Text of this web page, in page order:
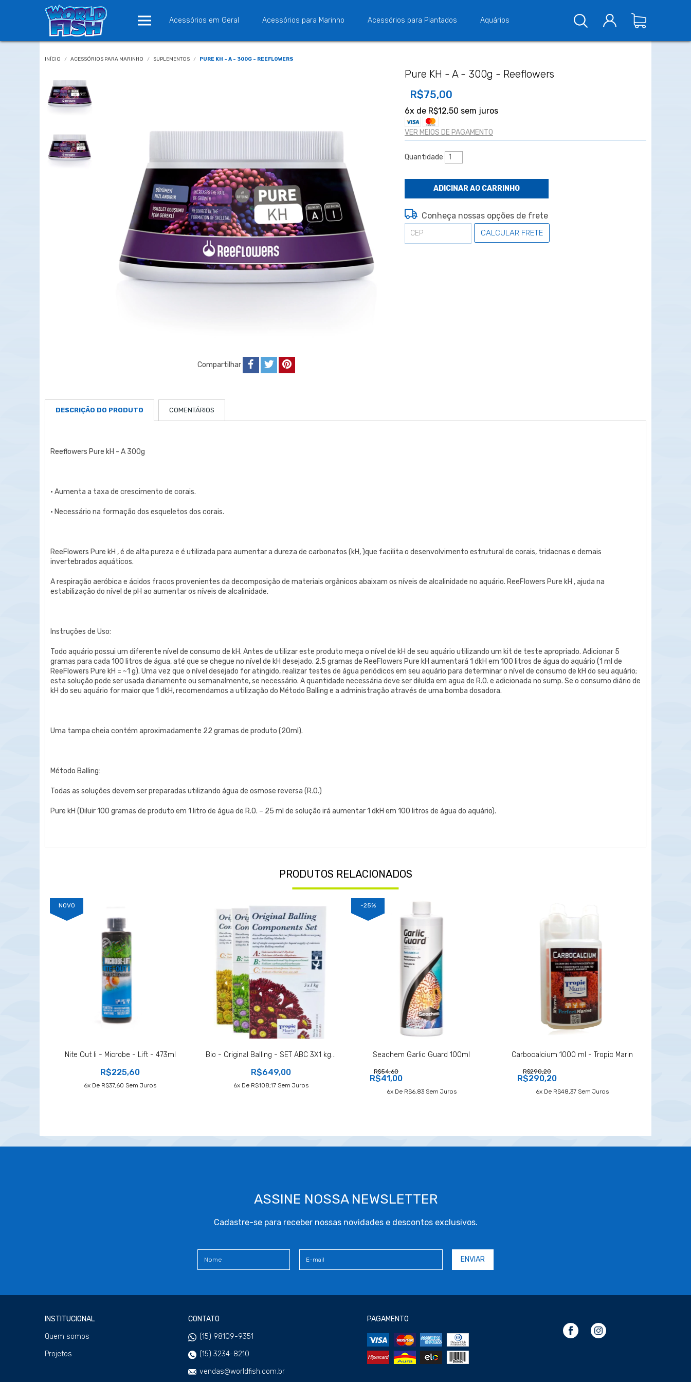
Acessórios em Geral Acessórios para Marinho Acessórios para Plantados Aquários
INÍCIO / ACESSÓRIOS PARA MARINHO / SUPLEMENTOS / PURE KH - A - 300G - REEFLOWERS
Pure KH - A - 300g - Reeflowers
R$75,00
6x de R$12,50 sem juros
VER MEIOS DE PAGAMENTO
Quantidade
Conheça nossas opções de frete
CALCULAR FRETE
DESCRIÇÃO DO PRODUTO COMENTÁRIOS
Reeflowers Pure kH - A 300g
• Aumenta a taxa de crescimento de corais.
• Necessário na formação dos esqueletos dos corais.
ReeFlowers Pure kH , é de alta pureza e é utilizada para aumentar a dureza de carbonatos (kH, )que facilita o desenvolvimento estrutural de corais, tridacnas e demais
invertebrados aquáticos.
A respiração aeróbica e ácidos fracos provenientes da decomposição de materiais orgânicos abaixam os níveis de alcalinidade no aquário. ReeFlowers Pure kH , ajuda na
estabilização do nível de pH ao aumentar os níveis de alcalinidade.
Instruções de Uso:
Todo aquário possui um diferente nível de consumo de kH. Antes de utilizar este produto meça o nível de kH de seu aquário utilizando um kit de teste apropriado. Adicionar 5
gramas para cada 100 litros de água, até que se chegue no nível de kH desejado. 2,5 gramas de ReeFlowers Pure kH aumentará 1 dkH em 100 litros de água do aquário (1 ml de
ReeFlowers Pure kH = ~1 g). Uma vez que o nível desejado for atingido, realizar testes de água periódicos em seu aquário para determinar o nível de consumo de kH do seu aquário;
esta solução pode ser usada diariamente ou semanalmente, se necessário. A quantidade necessária deve ser diluída em agua de R.O. e adicionada no sump. Se o consumo diário de
kH do seu aquário for maior que 1 dkH, recomendamos a utilização do Método Balling e a administração através de uma bomba dosadora.
Uma tampa cheia contém aproximadamente 22 gramas de produto (20ml).
Método Balling:
Todas as soluções devem ser preparadas utilizando água de osmose reversa (R.O.)
Pure kH (Diluir 100 gramas de produto em 1 litro de água de R.O. – 25 ml de solução irá aumentar 1 dkH em 100 litros de água do aquário).
PRODUTOS RELACIONADOS
Nite Out Ii - Microbe - Lift - 473ml
R$225,60
6X De R$37,60 Sem Juros
Bio - Original Balling - SET ABC 3X1 kg...
R$649,00
6X De R$108,17Sem Juros
-25%
Seachem Garlic Guard 100ml
R$54,60
R$41,00
6X De R$6,83Sem Juros
Carbocalcium 1000 ml - Tropic Marin
R$290,20
R$290,20
6X De R$48,37Sem Juros
ASSINE NOSSA NEWSLETTER
Cadastre-se para receber nossas novidades e descontos exclusivos.
INSTITUCIONAL
Quem somos
Projetos
CONTATO
(15) 98109-9351
(15) 3234-8210
vendas@worldfish.com.br
PAGAMENTO